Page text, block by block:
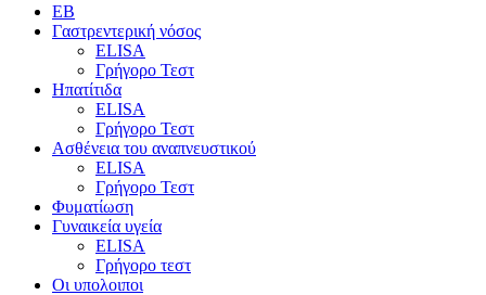
EB
Γαστρεντερική νόσος
ELISA
Γρήγορο Τεστ
Ηπατίτιδα
ELISA
Γρήγορο Τεστ
Ασθένεια του αναπνευστικού
ELISA
Γρήγορο Τεστ
Φυματίωση
Γυναικεία υγεία
ELISA
Γρήγορο τεστ
Οι υπολοιποι